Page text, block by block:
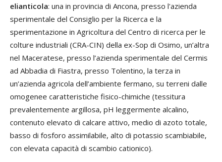
elianticola: una in provincia di Ancona, presso l'azienda
sperimentale del Consiglio per la Ricerca e la
sperimentazione in Agricoltura del Centro di ricerca per le
colture industriali (CRA-CIN) della ex-Sop di Osimo, un’altra
nel Maceratese, presso l’azienda sperimentale del Cermis
ad Abbadia di Fiastra, presso Tolentino, la terza in
un’azienda agricola dell’ambiente fermano, su terreni dalle
omogenee caratteristiche fisico-chimiche (tessitura
prevalentemente argillosa, pH leggermente alcalino,
contenuto elevato di calcare attivo, medio di azoto totale,
basso di fosforo assimilabile, alto di potassio scambiabile,
con elevata capacità di scambio cationico).